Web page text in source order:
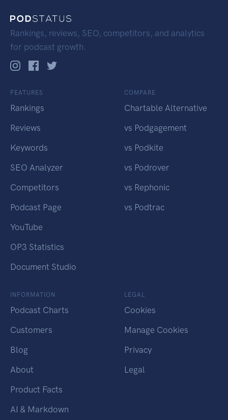
Rankings, reviews, SEO, competitors, and analytics
for podcast growth.
FEATURES
Rankings
Reviews
Keywords
SEO Analyzer
Competitors
Podcast Page
YouTube
OP3 Statistics
Document Studio
COMPARE
Chartable Alternative
vs Podgagement
vs Podkite
vs Podrover
vs Rephonic
vs Podtrac
INFORMATION
Podcast Charts
Customers
Blog
About
Product Facts
AI & Markdown
LEGAL
Cookies
Manage Cookies
Privacy
Legal